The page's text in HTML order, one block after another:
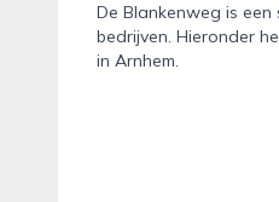
De Blankenweg is
bedrijven. Hieronder
in Arnhem.